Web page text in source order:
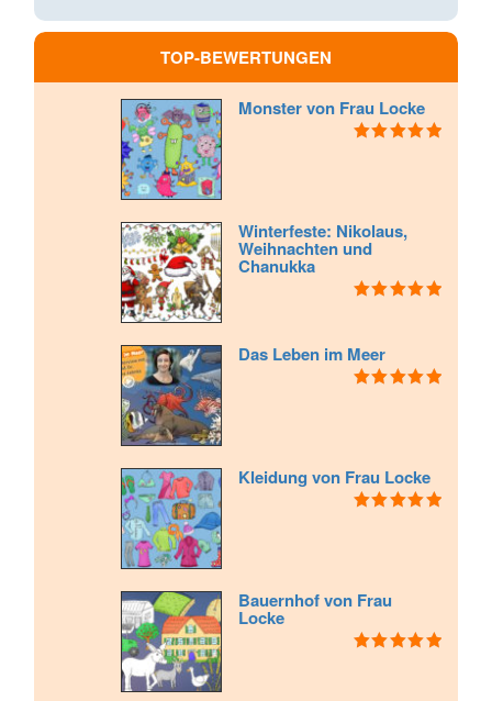
TOP-BEWERTUNGEN
Monster von Frau Locke
Winterfeste: Nikolaus,
Weihnachten und
Chanukka
Das Leben im Meer
Kleidung von Frau Locke
Bauernhof von Frau
Locke